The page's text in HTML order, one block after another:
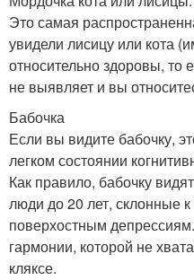
Это самая
увидели лисицу или кота
относительно здоровы, то
не выявляет и вы
Бабочка
Если вы видите бабочку,
легком состоянии
Как правило, бабочку
люди до 20 лет, склонные
поверхостным
гармонии, которой не
кляксе.